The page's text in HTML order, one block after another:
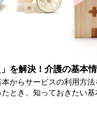
を解決！介護の基本
からサービスの利用方法
とき、知っておきたい基